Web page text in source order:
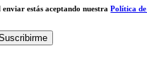
enviar estás aceptando nuestraPolítica